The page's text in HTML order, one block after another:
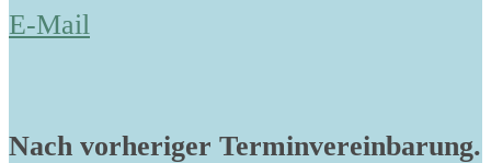
E-Mail
Nach vorheriger Terminvereinbarung.